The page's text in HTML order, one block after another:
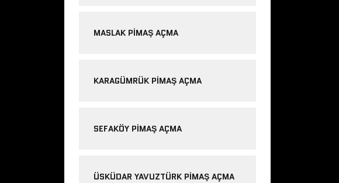
MASLAK PIMAŞ AÇMA
KARAGÜMRÜK PIMAŞ AÇMA
SEFAKÖY PIMAŞ AÇMA
ÜSKÜDAR YAVUZTÜRK PIMAŞ AÇMA